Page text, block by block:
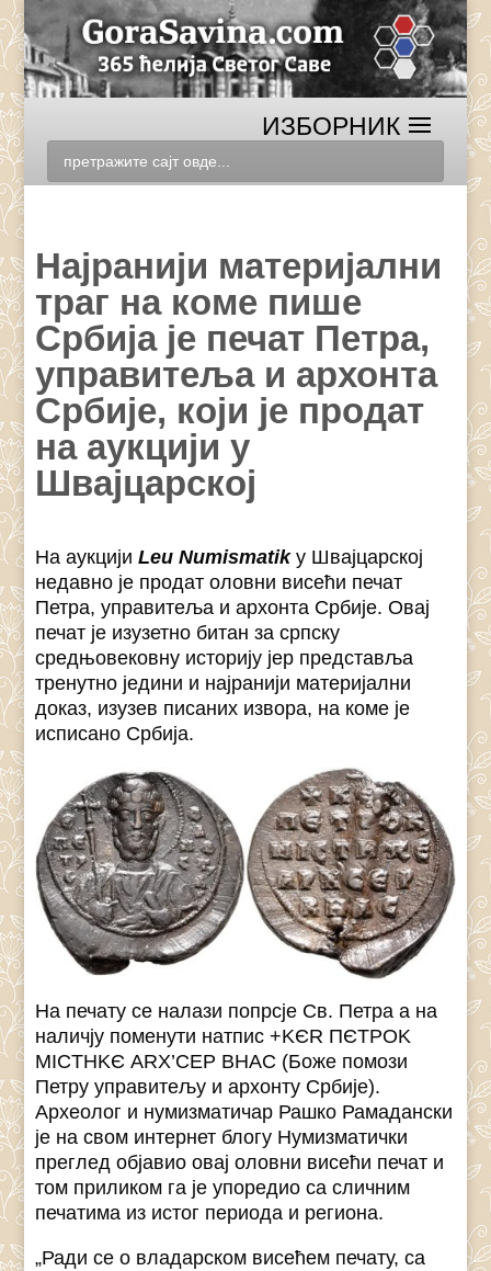
Најранији материјални
траг на коме пише
Србија је печат Петра,
управитеља и архонта
Србије, који је продат
на аукцији у
Швајцарској
На аукцијиLeu Numismatikу Швајцарској
недавно је продат оловни висећи печат
Петра, управитеља и архонта Србије. Овај
печат је изузетно битан за српску
средњовековну историју јер представља
тренутно једини и најранији материјални
доказ, изузев писаних извора, на коме је
исписано Србија.
На печату се налази попрсје Св. Петра а на
наличју поменути натпис +KЄR ΠЄTPOK
MICTHKЄ ARX’CEP BHAC (Боже помози
Петру управитељу и архонту Србије).
Археолог и нумизматичар Рашко Рамадански
је на свом интернет блогу Нумизматички
преглед објавио овај оловни висећи печат и
том приликом га је упоредио са сличним
печатима из истог периода и региона.
„Ради се о владарском висећем печату, са